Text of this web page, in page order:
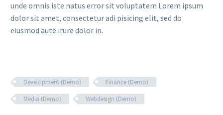
unde omnis iste natus error sit voluptatem Lorem ipsum
dolor sit amet, consectetur adi pisicing elit, sed do
eiusmod aute irure dolor in.
Development (Demo)
Finance (Demo)
Media (Demo)
Webdesign (Demo)